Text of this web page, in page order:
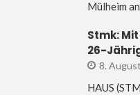
Mülheim
Stmk:
26-
8.
HAUS